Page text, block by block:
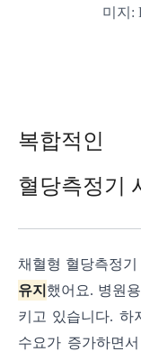
미지:
복합적인
혈당측정기
채혈형 혈당측정기
유지 했어요. 병원
키고 있습니다. 하
수요가 증가하면